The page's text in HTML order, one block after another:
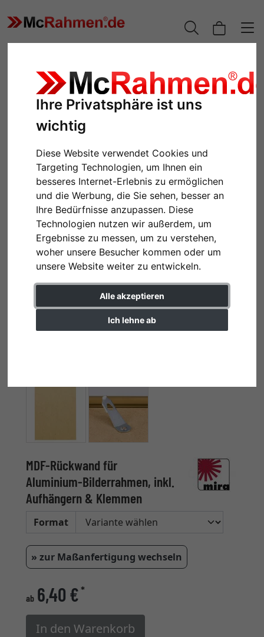
Ihre Privatsphäre ist uns
wichtig
Diese Website verwendet Cookies und
Targeting Technologien, um Ihnen ein
besseres Internet-Erlebnis zu ermöglichen
und die Werbung, die Sie sehen, besser an
Ihre Bedürfnisse anzupassen. Diese
Technologien nutzen wir außerdem, um
Ergebnisse zu messen, um zu verstehen,
woher unsere Besucher kommen oder um
unsere Website weiter zu entwickeln.
Alle akzeptieren
Ich lehne ab
Zurück
MDF-Rückwand für
Aluminium-Bilderrahmen, inkl.
Aufhängern & Klemmen
Format
» zur Maßanfertigung wechseln
ab 6,40 €*
In den Warenkorb